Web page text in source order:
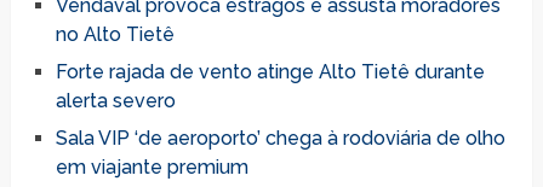
Vendaval provoca estragos e assusta moradores
no Alto Tietê
Forte rajada de vento atinge Alto Tietê durante
alerta severo
Sala VIP ‘de aeroporto’ chega à rodoviária de olho
em viajante premium